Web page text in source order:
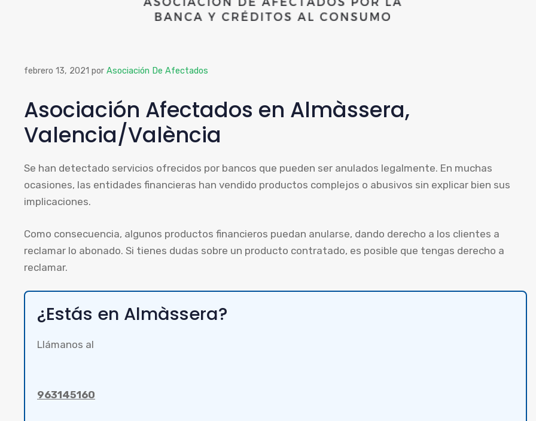
febrero 13, 2021 por Asociación De Afectados
Asociación Afectados en Almàssera,
Valencia/València
Se han detectado servicios ofrecidos por bancos que pueden ser anulados legalmente. En muchas
ocasiones, las entidades financieras han vendido productos complejos o abusivos sin explicar bien sus
implicaciones.
Como consecuencia, algunos productos financieros puedan anularse, dando derecho a los clientes a
reclamar lo abonado. Si tienes dudas sobre un producto contratado, es posible que tengas derecho a
reclamar.
¿Estás en Almàssera?
Llámanos al
963145160